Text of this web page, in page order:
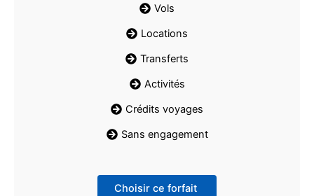
Vols
Locations
Transferts
Activités
Crédits voyages
Sans engagement
Choisir ce forfait